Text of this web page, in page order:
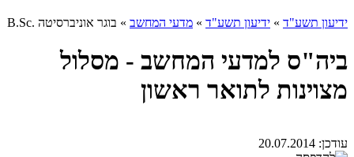
ידיעון תשע"ד » ידיעון תשע"ד » מדעי המחשב » בוגר אוניברסיטה .B.Sc
ביה"ס למדעי המחשב - מסלול
מצוינות לתואר ראשון
עודכן: 20.07.2014